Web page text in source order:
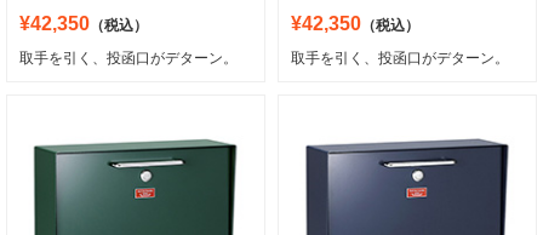
¥42,350 （税込）
取手を引く、投函口がデターン。
¥42,350 （税込）
取手を引く、投函口がデターン。